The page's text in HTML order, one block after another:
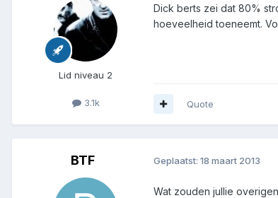
Lid niveau 2
3.1k
Dick berts zei dat 80%
hoeveelheid toeneemt.
Quote
BTF Geplaatst: 18 maart 2013
Wat zouden jullie